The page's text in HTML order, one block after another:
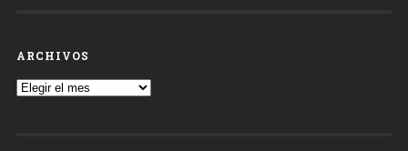
ARCHIVOS
Archivos